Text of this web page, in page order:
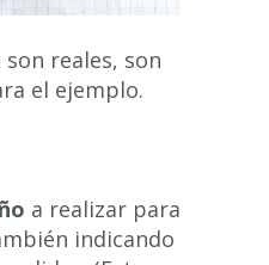
reales, son
el ejemplo.
a realizar para
indicando